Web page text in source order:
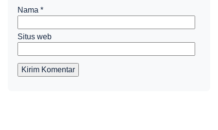
Nama *
Situs web
Kirim Komentar